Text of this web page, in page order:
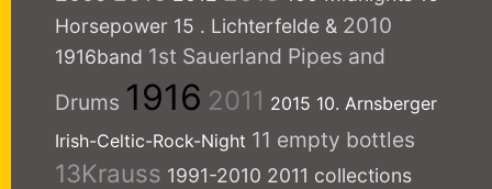
Horsepower 15 . Lichterfelde & 2010
1916band 1st Sauerland Pipes and
Drums 1916 2011 2015 10. Arnsberger
Irish-Celtic-Rock-Night 11 empty bottles
13Krauss 1991-2010 2011 collections